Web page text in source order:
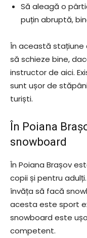
Să aleagă o
puțin abruptă,
În această
să schieze bine,
instructor de aici.
sunt ușor de
turiști.
În Poiana
snowboard
În Poiana Brașov
copii și pentru
învăța să facă
acesta este sport
snowboard este
competent.